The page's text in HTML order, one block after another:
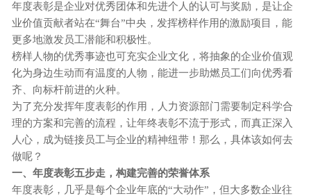
年度表彰是企业对优秀团体和先进个人的认可与奖励，是让企
业价值贡献者站在“舞台”中央，发挥榜样作用的激励项目，能
更多地激发员工潜能和积极性。
榜样人物的优秀事迹也可充实企业文化，将抽象的企业价值观
化为身边生动而有温度的人物，能进一步助燃员工们向优秀看
齐、向标杆前进的火种。
为了充分发挥年度表彰的作用，人力资源部门需要制定科学合
理的方案和完善的流程，让年终表彰不流于形式，而真正深入
人心，成为链接员工与企业的精神纽带！那么，具体该如何去
做呢？
一、年度表彰五步走，构建完善的荣誉体系
年度表彰，几乎是每个企业年底的“大动作”，但大多数企业往